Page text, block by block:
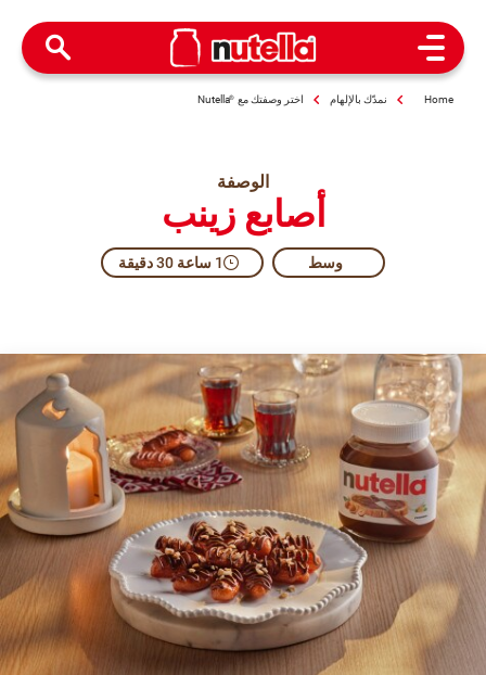
Home نمدّك بالإلهام اختر وصفتك مع ®
Nutella
الوصفة
أصابع زينب
وسط​ 1 ساعة 30 دقيقة